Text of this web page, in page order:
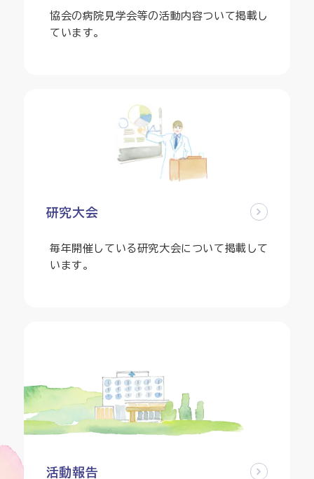
協会の病院見学会等の活動内容ついて掲載し
ています。
研究大会
毎年開催している研究大会について掲載して
います。
活動報告